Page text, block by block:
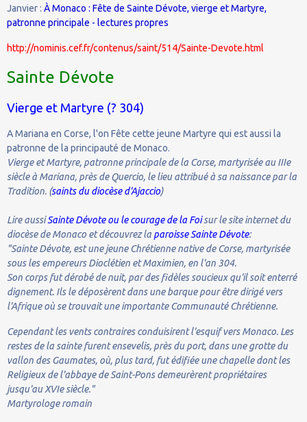
Janvier : À Monaco : Fête de Sainte Dévote, vierge et Martyre,
patronne principale - lectures propres
http://nominis.cef.fr/contenus/saint/514/Sainte-Devote.html
Sainte Dévote
Vierge et Martyre (? 304)
A Mariana en Corse, l'on Fête cette jeune Martyre qui est aussi la
patronne de la principauté de Monaco.
Vierge et Martyre, patronne principale de la Corse, martyrisée au IIIe
siècle à Mariana, près de Quercio, le lieu attribué à sa naissance par la
Tradition. (saints du diocèse d'Ajaccio)
Lire aussiSainte Dévote ou le courage de la Foisur le site internet du
diocèse de Monaco et découvrez la paroisse Sainte Dévote:
"Sainte Dévote, est une jeune Chrétienne native de Corse, martyrisée
sous les empereurs Dioclétien et Maximien, en l'an 304.
Son corps fut dérobé de nuit, par des fidèles soucieux qu'il soit enterré
dignement. Ils le déposèrent dans une barque pour être dirigé vers
l'Afrique où se trouvait une importante Communauté Chrétienne.
Cependant les vents contraires conduisirent l'esquif vers Monaco. Les
restes de la sainte furent ensevelis, près du port, dans une grotte du
vallon des Gaumates, où, plus tard, fut édifiée une chapelle dont les
Religieux de l'abbaye de Saint-Pons demeurèrent propriétaires
jusqu'au XVIe siècle."
Martyrologe romain